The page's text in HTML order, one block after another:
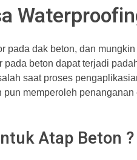
dak beton, dan
beton dapat terjadi
saat proses
memperoleh
Atap Beton ?